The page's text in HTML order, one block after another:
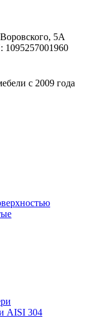
5А
с 2009 года
AISI 304